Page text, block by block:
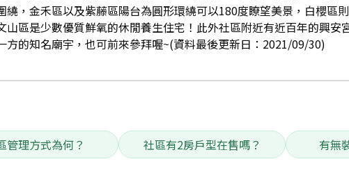
繞，金禾區以及紫藤區陽台為圓形環繞可以180度瞭望美景，白櫻區
山區是少數優質鮮氧的休閒養生住宅！此外社區附近有近百年的興安
方的知名廟宇，也可前來參拜喔~(資料最後更新日：2021/09/30)
管理方式為何？ 社區有2房戶型在售嗎？ 有無